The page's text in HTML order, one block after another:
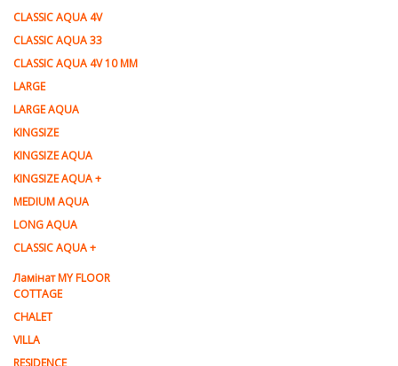
CLASSIC AQUA 4V
CLASSIC AQUA 33
CLASSIC AQUA 4V 10 MM
LARGE
LARGE AQUA
KINGSIZE
KINGSIZE AQUA
KINGSIZE AQUA +
MEDIUM AQUA
LONG AQUA
CLASSIC AQUA +
Ламінат MY FLOOR
COTTAGE
CHALET
VILLA
RESIDENCE